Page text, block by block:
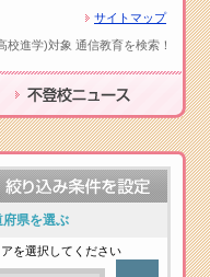
サイトマップ
校進学)対象 通信教育を検索！
ニュース
府県を選ぶ
を選択してください